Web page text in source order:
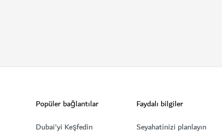
Popüler bağlantılar
Dubai'yi Keşfedin
Faydalı bilgiler
Seyahatinizi planlayın